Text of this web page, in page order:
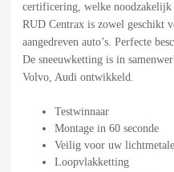
certificering, welke noodzakelijk
RUD Centrax is zowel geschikt
aangedreven auto’s. Perfecte
De sneeuwketting is in
Volvo, Audi ontwikkeld.
Testwinnaar
Montage in 60 seconde
Veilig voor uw
Loopvlakketting